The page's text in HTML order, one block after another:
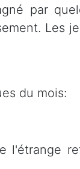
par
Les
du mois:
l'étrange